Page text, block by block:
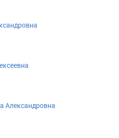
Александровна